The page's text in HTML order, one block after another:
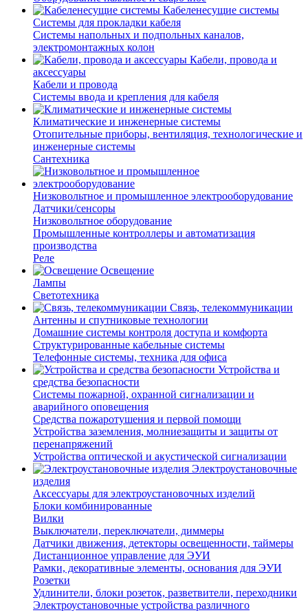
Кабеленесущие системы
Системы для прокладки кабеля
Системы напольных и подпольных каналов,
электромонтажных колон
Кабели, провода и
аксессуары
Кабели и провода
Системы ввода и крепления для кабеля
Климатические и инженерные системы
Отопительные приборы, вентиляция, технологические и
инженерные системы
Сантехника
Низковольтное и промышленное электрооборудование
Датчики/сенсоры
Низковольтное оборудование
Промышленные контроллеры и автоматизация
производства
Реле
Освещение
Лампы
Светотехника
Связь, телекоммуникации
Антенны и спутниковые технологии
Домашние системы контроля доступа и комфорта
Структурированные кабельные системы
Телефонные системы, техника для офиса
Устройства и
средства безопасности
Системы пожарной, охранной сигнализации и
аварийного оповещения
Средства пожаротушения и первой помощи
Устройства заземления, молниезащиты и защиты от
перенапряжений
Устройства оптической и акустической сигнализации
Электроустановочные
изделия
Аксессуары для электроустановочных изделий
Блоки комбинированные
Вилки
Выключатели, переключатели, диммеры
Датчики движения, детекторы освещенности, таймеры
Дистанционное управление для ЭУИ
Рамки, декоративные элементы, основания для ЭУИ
Розетки
Удлинители, блоки розеток, разветвители, переходники
Электроустановочные устройства различного